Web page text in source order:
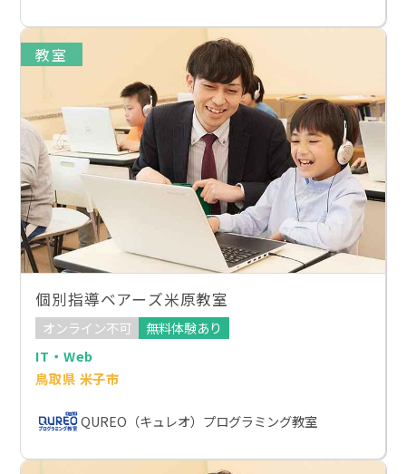
教室
個別指導ベアーズ米原教室
オンライン不可
無料体験あり
IT・Web
鳥取県 米子市
QUREO（キュレオ）プログラミング教室